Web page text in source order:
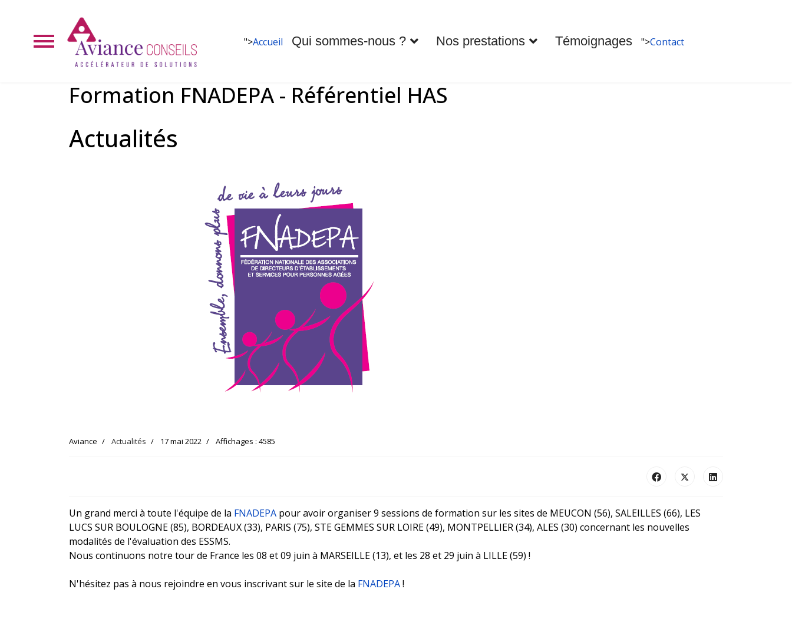
">Accueil Qui sommes-nous ? Nos prestations Témoignages ">Contact
Actualités
Formation FNADEPA - Référentiel HAS
Aviance Actualités 17 mai 2022 Affichages : 4585
Un grand merci à toute l'équipe de la FNADEPA pour avoir organiser 9 sessions de formation sur les sites de MEUCON (56), SALEILLES (66), LES
LUCS SUR BOULOGNE (85), BORDEAUX (33), PARIS (75), STE GEMMES SUR LOIRE (49), MONTPELLIER (34), ALES (30) concernant les nouvelles
modalités de l'évaluation des ESSMS.
Nous continuons notre tour de France les 08 et 09 juin à MARSEILLE (13), et les 28 et 29 juin à LILLE (59) !
N'hésitez pas à nous rejoindre en vous inscrivant sur le site de la FNADEPA!